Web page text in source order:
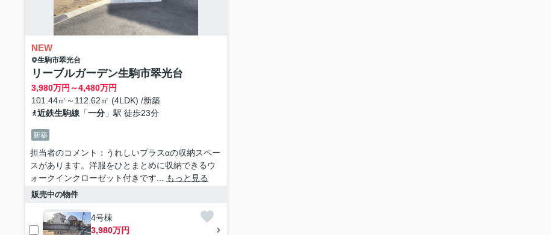
NEW
生駒市翠光台
リーブルガーデン生駒市翠光台
3,980万円～4,480万円
101.44㎡～112.62㎡ (4LDK) /新築
近鉄生駒線「一分」駅 徒歩23分
新築
担当者のコメント：うれしいプラスαの収納スペー
スがあります。洋服をひとまとめに収納できるウ
ォークインクローゼット付きです...
もっと見る
販売中の物件
4号棟
3,980万円